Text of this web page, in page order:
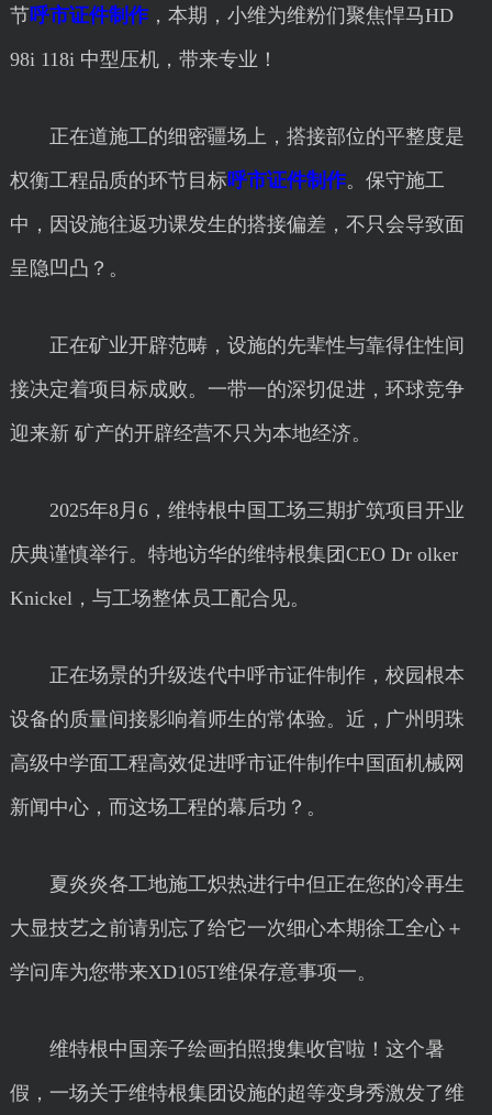
节呼市证件制作，本期，小维为维粉们聚焦悍马HD
98i 118i 中型压机，带来专业！
正在道施工的细密疆场上，搭接部位的平整度是
权衡工程品质的环节目标呼市证件制作。保守施工
中，因设施往返功课发生的搭接偏差，不只会导致面
呈隐凹凸？。
正在矿业开辟范畴，设施的先辈性与靠得住性间
接决定着项目标成败。一带一的深切促进，环球竞争
迎来新 矿产的开辟经营不只为本地经济。
2025年8月6，维特根中国工场三期扩筑项目开业
庆典谨慎举行。特地访华的维特根集团CEO Dr olker
Knickel，与工场整体员工配合见。
正在场景的升级迭代中呼市证件制作，校园根本
设备的质量间接影响着师生的常体验。近，广州明珠
高级中学面工程高效促进呼市证件制作中国面机械网
新闻中心，而这场工程的幕后功？。
夏炎炎各工地施工炽热进行中但正在您的冷再生
大显技艺之前请别忘了给它一次细心本期徐工全心＋
学问库为您带来XD105T维保存意事项一。
维特根中国亲子绘画拍照搜集收官啦！这个暑
假，一场关于维特根集团设施的超等变身秀激发了维